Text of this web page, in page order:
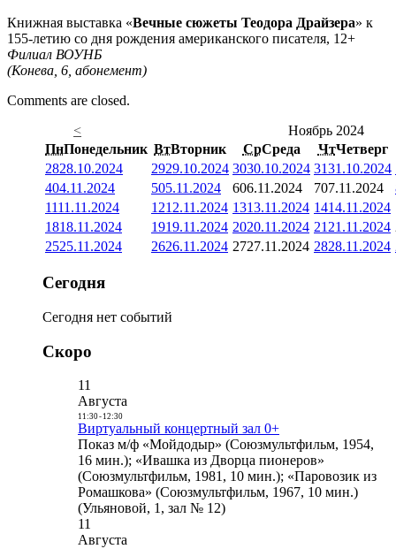
Книжная выставка «Вечные сюжеты Теодора Драйзера» к
155-летию со дня рождения американского писателя, 12+
Филиал ВОУНБ
(Конева, 6, абонемент)
Comments are closed.
<
Ноябрь 2024
ПнПонедельник ВтВторник СрСреда ЧтЧетверг
2828.10.2024 2929.10.2024 3030.10.2024 3131.10.2024
404.11.2024 505.11.2024 606.11.2024 707.11.2024
1111.11.2024 1212.11.2024 1313.11.2024 1414.11.2024
1818.11.2024 1919.11.2024 2020.11.2024 21 21.11.2024
2525.11.2024 2626.11.2024 2727.11.2024 2828.11.2024
Сегодня
Сегодня нет событий
Скоро
11
Августа
11:30- 12:30
Виртуальный концертный зал 0+
Показ м/ф «Мойдодыр» (Союзмультфильм, 1954,
16 мин.); «Ивашка из Дворца пионеров»
(Союзмультфильм, 1981, 10 мин.); «Паровозик из
Ромашкова» (Союзмультфильм, 1967, 10 мин.)
(Ульяновой, 1, зал № 12)
11
Августа